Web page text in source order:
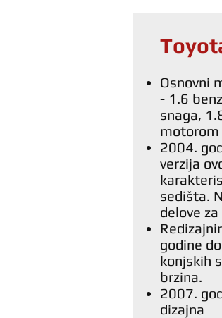
Osnovni
- 1.6
snaga,
motorom
2004.
verzija
sedišta.
delove
godine
konjskih
brzina.
2007.
dizajna